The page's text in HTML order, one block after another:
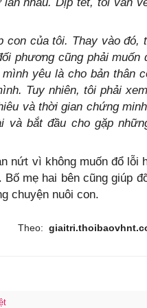
của tôi. Thay vào đó,
phương cũng phải muốn
yêu là cho bản thân
Tuy nhiên, tôi phải
và thời gian chứng
và bắt đầu cho gặp
nứt vì không muốn đổ lỗi
mẹ hai bên cũng giúp
chuyện nuôi con.
Theo: